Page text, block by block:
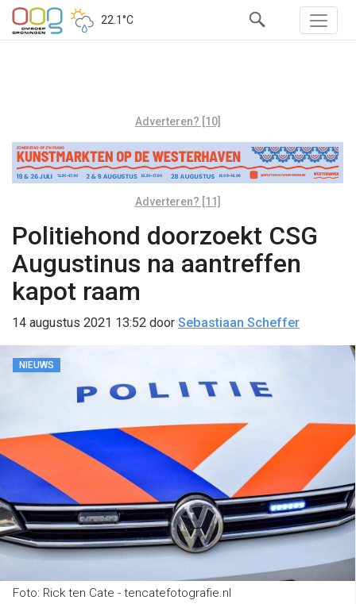
22.1°C
Adverteren? [10]
Adverteren? [11]
Politiehond doorzoekt CSG
Augustinus na aantreffen
kapot raam
14 augustus 2021 13:52 door Sebastiaan Scheffer
NIEUWS
Foto: Rick ten Cate - tencatefotografie.nl